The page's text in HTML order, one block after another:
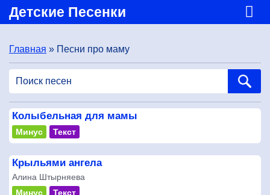
Детские Песенки
Главная » Песни про маму
Колыбельная для мамы
Минус Текст
Крыльями ангела
Алина Штырняева
Минус
Текст